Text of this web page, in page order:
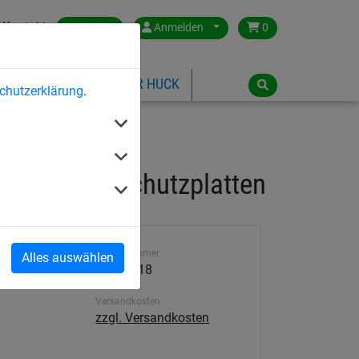
.
Alles auswählen
Kontakt Austria Anmelden 0
ÜBER HUCK
Fallschutzplatten
Artikelnummer
20.02.118
Versandkosten
zzgl. Versandkosten